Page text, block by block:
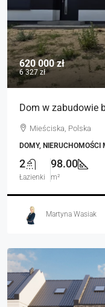
620 000 zł
6 327 zł
Dom w zabudowie
Mieściska, Polska
DOMY, NIERUCHOMOŚCI
2
Łazienki
98.00
m²
Martyna Wasiak